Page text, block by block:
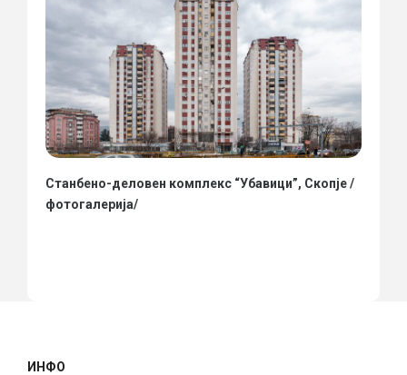
Станбено-деловен комплекс “Убавици”, Скопје /
фотогалерија/
ИНФО